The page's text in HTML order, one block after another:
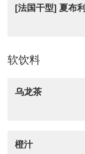
[法国干型] 夏布利
软饮料
乌龙茶
橙汁